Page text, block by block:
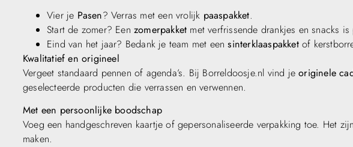
Vier je Pasen? Verras met een vrolijk paaspakket.
Start de zomer? Een zomerpakket met verfrissende drankjes en snacks
Eind van het jaar? Bedank je team met eensinterklaaspakketof
Kwalitatief en origineel
Vergeet standaard pennen of agenda’s. Bij Borreldoosje.nl vind jeoriginele
geselecteerde producten die verrassen en verwennen.
Met een persoonlijke boodschap
Voeg een handgeschreven kaartje of gepersonaliseerde verpakking toe. Het
maken.